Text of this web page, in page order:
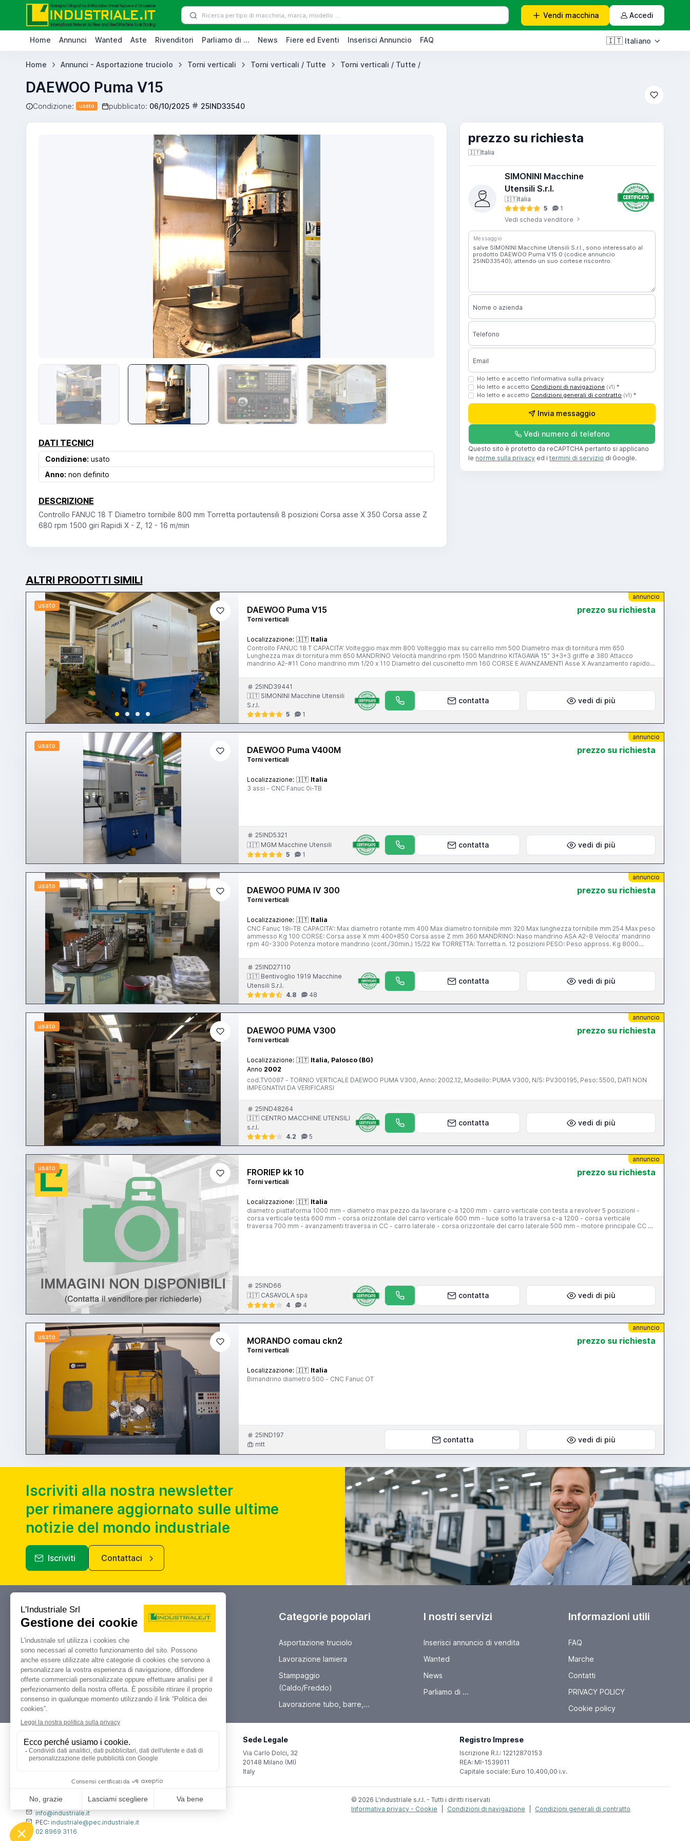
Vendi macchina Accedi
Home Annunci Wanted Aste Rivenditori Parliamo di ... News Fiere ed Eventi Inserisci Annuncio FAQ 🇮🇹 Italiano
Home Annunci - Asportazione truciolo Torni verticali Torni verticali / Tutte Torni verticali / Tutte /
DAEWOO Puma V15
Condizione: usato pubblicato: 06/10/2025 25IND33540
DATI TECNICI
Condizione: usato
Anno: non definito
DESCRIZIONE
Controllo FANUC 18 T Diametro tornibile 800 mm Torretta portautensili 8 posizioni Corsa asse X 350 Corsa asse Z
680 rpm 1500 giri Rapidi X - Z, 12 - 16 m/min
prezzo su richiesta
🇮🇹Italia
SIMONINI Macchine
Utensili S.r.l.
🇮🇹Italia
5
1
Vedi scheda venditore
Messaggio
Nome o azienda
Telefono
Email
Ho letto e accetto l’informativa sulla privacy
Ho letto e accetto Condizioni di navigazione (v1) *
Ho letto e accetto Condizioni generali di contratto (v1) *
Invia messaggio
Vedi numero di telefono
Questo sito è protetto da reCAPTCHA pertanto si applicano
le norme sulla privacy ed itermini di servizio di Google.
ALTRI PRODOTTI SIMILI
usato
annuncio
DAEWOO Puma V15
Torni verticali
prezzo su richiesta
Localizzazione: 🇮🇹 Italia
Controllo FANUC 18 T CAPACITA’ Volteggio max mm 800 Volteggio max su carrello mm 500 Diametro max di tornitura mm 650
Lunghezza max di tornitura mm 650 MANDRINO Velocità mandrino rpm 1500 Mandrino KITAGAWA 15” 3+3+3 griffe ø 380 Attacco
mandrino A2-#11 Cono mandrino mm 1/20 x 110 Diametro del cuscinetto mm 160 CORSE E AVANZAMENTI Asse X Avanzamento rapido
dell’utensile mm 32 x 32 Diametro utensile alesatura mm 50 MOTORI Motore mandrino kW 18,5/22 Motori assi X / Z kW 1,8 / 3,5
INGOMBRO Altezza mm 2950 Lunghezza mm 2650 Larghezza mm 1905 Massa Kg 9000
25IND39441
🇮🇹 SIMONINI Macchine Utensili
S.r.l.
5
1
contatta vedi di più
usato
annuncio
DAEWOO Puma V400M
Torni verticali
prezzo su richiesta
Localizzazione: 🇮🇹 Italia
3 assi - CNC Fanuc 0i-TB
25IND5321
🇮🇹 MGM Macchine Utensili
5
1
contatta vedi di più
usato
annuncio
DAEWOO PUMA IV 300
Torni verticali
prezzo su richiesta
Localizzazione: 🇮🇹 Italia
CNC Fanuc 18i-TB CAPACITA': Max diametro rotante mm 400 Max diametro tornibile mm 320 Max lunghezza tornibile mm 254 Max peso
ammesso Kg 100 CORSE: Corsa asse X mm 400+850 Corsa asse Z mm 360 MANDRINO: Naso mandrino ASA A2-8 Velocita' mandrino
rpm 40-3300 Potenza motore mandrino (cont./30min.) 15/22 Kw TORRETTA: Torretta n. 12 posizioni PESO: Peso appross. Kg 8000
250xL200) -Evacuatore trucioli a tappeto MACCHINA USATA
25IND27110
🇮🇹 Bentivoglio 1919 Macchine
Utensili S.r.l.
4.8
48
contatta vedi di più
usato
annuncio
DAEWOO PUMA V300
Torni verticali
prezzo su richiesta
Localizzazione: 🇮🇹 Italia, Palosco (BG)
Anno 2002
cod.TV0087 - TORNIO VERTICALE DAEWOO PUMA V300, Anno: 2002.12, Modello: PUMA V300, N/S: PV300195, Peso: 5500, DATI NON
IMPEGNATIVI DA VERIFICARSI
25IND48264
🇮🇹 CENTRO MACCHINE UTENSILI
s.r.l.
4.2
5
contatta vedi di più
usato
annuncio
FRORIEP kk 10
Torni verticali
prezzo su richiesta
Localizzazione: 🇮🇹 Italia
diametro piattaforma 1000 mm - diametro max pezzo da lavorare c-a 1200 mm - carro verticale con testa a revolver 5 posizioni -
corsa verticale testa 600 mm - corsa orizzontale del carro verticale 600 mm - luce sotto la traversa c-a 1200 - corsa verticale
traversa 700 mm - avanzamenti traversa in CC - carro laterale - corsa orizzontale del carro laterale 500 mm - motore principale CC 25
25IND66
🇮🇹 CASAVOLA spa
4
4
contatta vedi di più
usato
annuncio
MORANDO comau ckn2
Torni verticali
prezzo su richiesta
Localizzazione: 🇮🇹 Italia
Bimandrino diametro 500 - CNC Fanuc OT
25IND197
mtt
contatta vedi di più
Iscriviti alla nostra newsletter
per rimanere aggiornato sulle ultime
notizie del mondo industriale
Iscriviti Contattaci
Industriale.it
Il tuo portale di riferimento per
compravendita, aste e liquidazioni di
macchine utensili e macchinari
industriali.
Categorie popolari
Asportazione truciolo
Lavorazione lamiera
Stampaggio
(Caldo/Freddo)
Lavorazione tubo, barre,...
I nostri servizi
Inserisci annuncio di vendita
Wanted
News
Parliamo di ...
Informazioni utili
FAQ
Marche
Contatti
PRIVACY POLICY
Cookie policy
Dati Legali
L'industriale s.r.l.
P. IVA: 12212870153
Sede Legale
Via Carlo Dolci, 32
20148 Milano (MI)
Italy
Registro Imprese
Iscrizione R.I.: 12212870153
REA: MI-1539011
Capitale sociale: Euro 10.400,00 i.v.
Contatti
info@industriale.it
PEC: industriale@pec.industriale.it
02 8969 3116
© 2026 L'industriale s.r.l. - Tutti i diritti riservati
Informativa privacy - Cookie
Condizioni di navigazione Condizioni generali di contratto